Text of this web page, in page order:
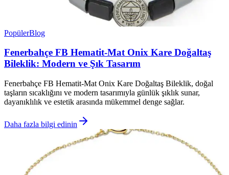
PopülerBlog
Fenerbahçe FB Hematit-Mat Onix Kare Doğaltaş
Bileklik: Modern ve Şık Tasarım
Fenerbahçe FB Hematit-Mat Onix Kare Doğaltaş Bileklik, doğal
taşların sıcaklığını ve modern tasarımıyla günlük şıklık sunar,
dayanıklılık ve estetik arasında mükemmel denge sağlar.
Daha fazla bilgi edinin